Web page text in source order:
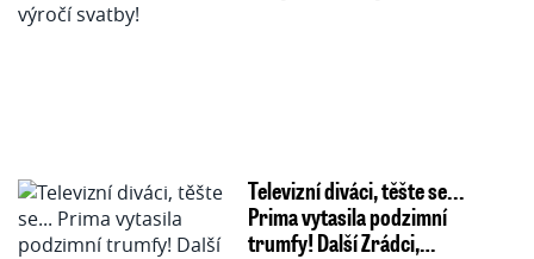
Televizní diváci, těšte se...
Prima vytasila podzimní
trumfy! Další Zrádci,…